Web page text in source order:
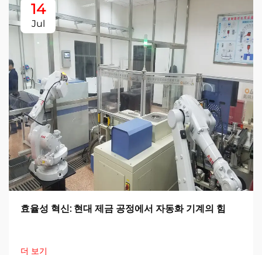
14
Jul
효율성 혁신: 현대 제금 공정에서 자동화 기계의 힘
더 보기